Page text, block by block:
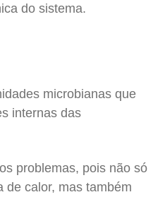
do sistema.
microbianas que
internas das
problemas, pois não só
de calor, mas também